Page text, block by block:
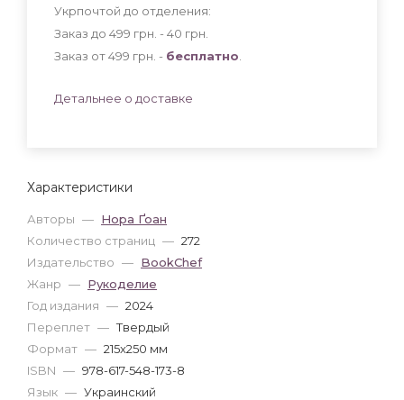
Характеристики
Авторы — Нора Ґоан
Количество страниц — 272
Издательство — BookChef
Жанр — Рукоделие
Год издания — 2024
Переплет — Твердый
Формат — 215x250 мм
ISBN — 978-617-548-173-8
Язык — Украинский
Укрпочтой до отделения:
Заказ до 499 грн. - 40 грн
Заказ от 499 грн. - бесплатно
Детальнее о доставке